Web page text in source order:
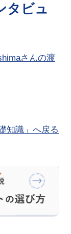
タビュ
さんの渡
知識」へ戻る